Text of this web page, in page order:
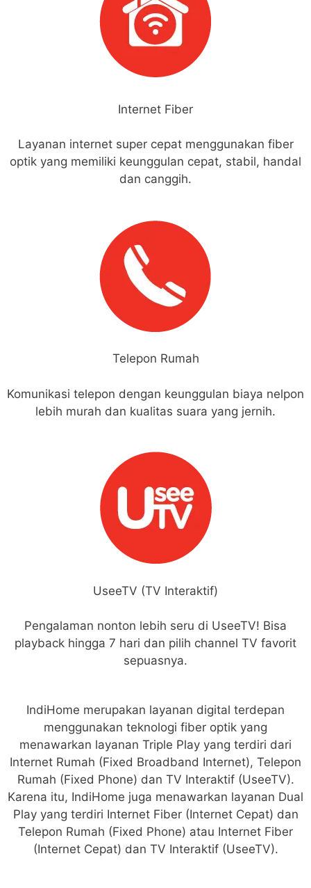
Internet Fiber
Layanan internet super cepat menggunakan fiber
optik yang memiliki keunggulan cepat, stabil, handal
dan canggih.
Telepon Rumah
Komunikasi telepon dengan keunggulan biaya nelpon
lebih murah dan kualitas suara yang jernih.
UseeTV (TV Interaktif)
Pengalaman nonton lebih seru di UseeTV! Bisa
playback hingga 7 hari dan pilih channel TV favorit
sepuasnya.
IndiHome merupakan layanan digital terdepan
menggunakan teknologi fiber optik yang
menawarkan layanan Triple Play yang terdiri dari
Internet Rumah (Fixed Broadband Internet), Telepon
Rumah (Fixed Phone) dan TV Interaktif (UseeTV).
Karena itu, IndiHome juga menawarkan layanan Dual
Play yang terdiri Internet Fiber (Internet Cepat) dan
Telepon Rumah (Fixed Phone) atau Internet Fiber
(Internet Cepat) dan TV Interaktif (UseeTV).